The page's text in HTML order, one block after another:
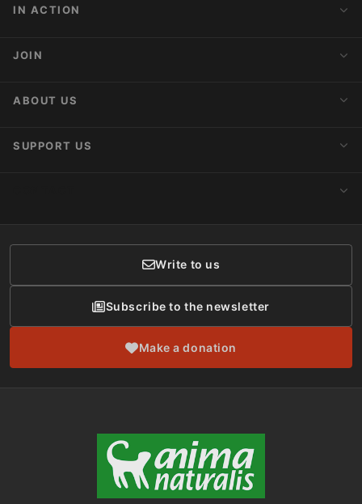
IN ACTION
Action Alerts
JOIN
ABOUT US
SUPPORT US
Donor Care
Write to us
Subscribe to the newsletter
Make a donation